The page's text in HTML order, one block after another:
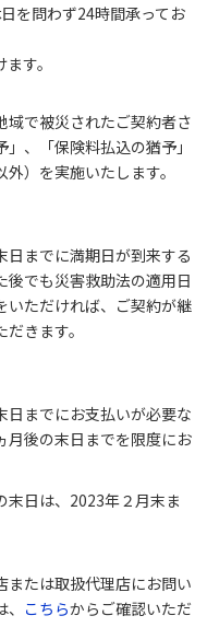
を問わず24時間承ってお
す。
域で被災されたご契約者さ
、「保険料払込の猶予」
）を実施いたします。
日までに満期日が到来する
後でも災害救助法の適用日
いただければ、ご契約が継
きます。
日までにお支払いが必要な
月後の末日までを限度にお
日は、2023年２月末ま
または取扱代理店にお問い
こちらからご確認いただ